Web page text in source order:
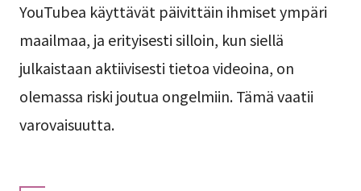
YouTubea käyttävät päivittäin ihmiset ympäri
maailmaa, ja erityisesti silloin, kun siellä
julkaistaan aktiivisesti tietoa videoina, on
olemassa riski joutua ongelmiin. Tämä vaatii
varovaisuutta.